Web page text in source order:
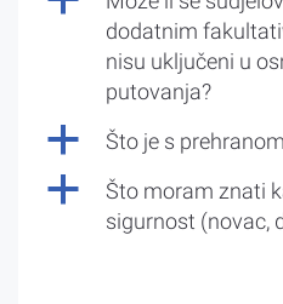
dodatnim
nisu uključeni u
putovanja?
a Što je s
a
Što moram znati
sigurnost (novac,